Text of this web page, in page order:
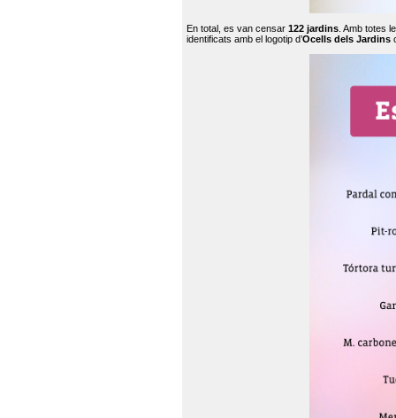
En total, es van censar 122 jardins . Amb totes
identificats amb el logotip d’Ocells dels Jardins